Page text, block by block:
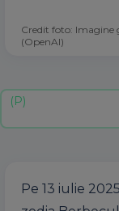
Credit foto: Imagine
(OpenAI)
Pe 13 iulie